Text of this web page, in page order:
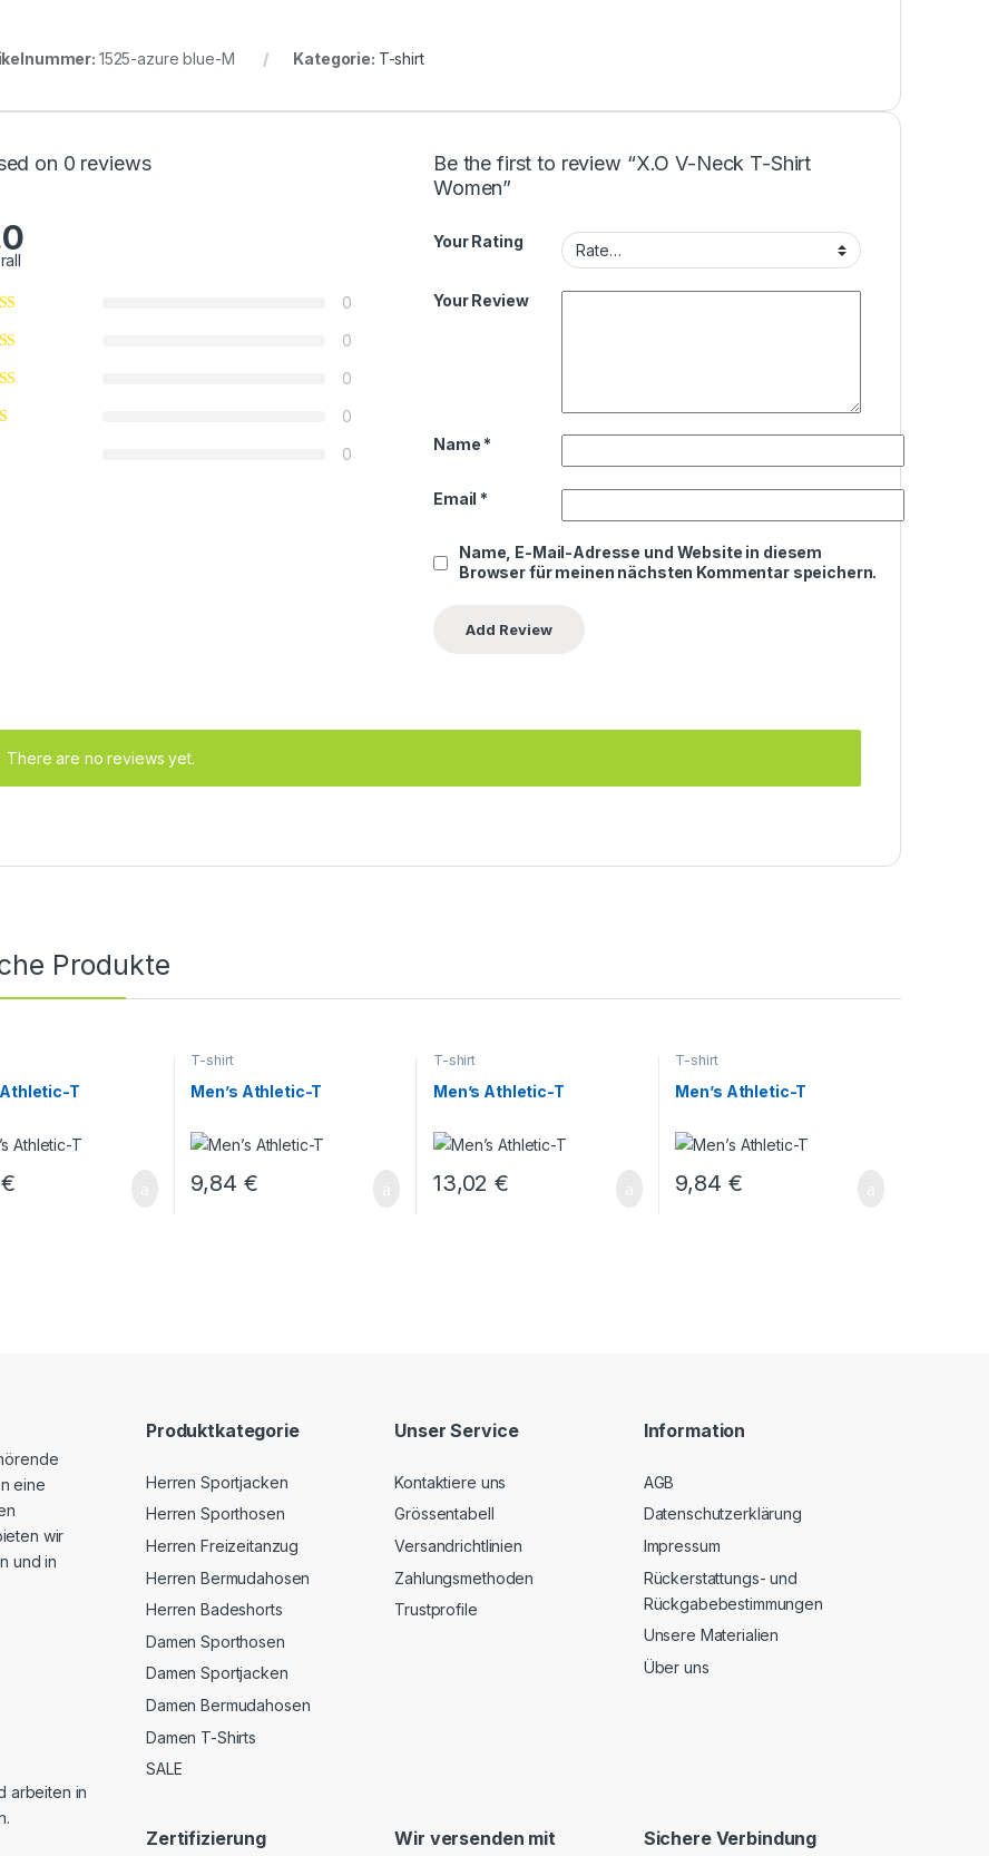
1525-azure blue-M Kategorie: T-shirt
on 0 reviews
0
0
0
0
0
Be the first to review “X.O V-Neck T-Shirt
Women”
Your Rating
Your Review
Name *
Email *
Name, E-Mail-Adresse und Website in diesem
Browser für meinen nächsten Kommentar speichern.
There are no reviews yet.
Produkte
Athletic-T
€
T-shirt
Men’s Athletic-T
9,84 €
T-shirt
Men’s Athletic-T
13,02€
T-shirt
Men’s Athletic-T
9,84 €
eine
wir
und in
arbeiten in
Produktkategorie
Herren Sportjacken
Herren Sporthosen
Herren Freizeitanzug
Herren Bermudahosen
Herren Badeshorts
Damen Sporthosen
Damen Sportjacken
Damen Bermudahosen
Damen T-Shirts
SALE
Unser Service
Kontaktiere uns
Grössentabell
Versandrichtlinien
Zahlungsmethoden
Trustprofile
Information
AGB
Datenschutzerklärung
Impressum
Rückerstattungs- und
Rückgabebestimmungen
Unsere Materialien
Über uns
Zertifizierung Wir versenden mit Sichere Verbindung